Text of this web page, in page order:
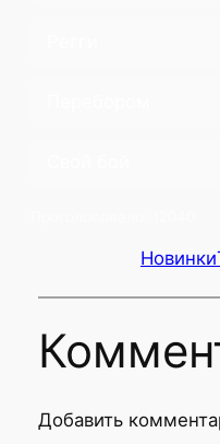
Новинки
Добавить